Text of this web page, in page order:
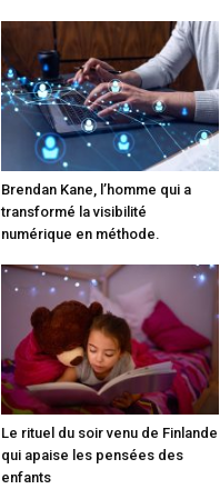
Brendan Kane, l’homme qui a
transformé la visibilité
numérique en méthode.
Le rituel du soir venu de Finlande
qui apaise les pensées des
enfants